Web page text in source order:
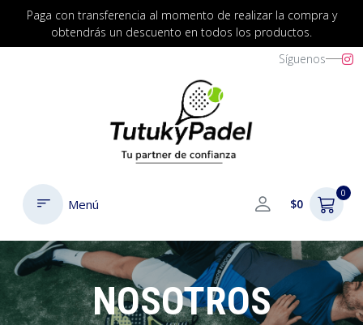
Paga con transferencia al momento de realizar la compra y
obtendrás un descuento en todos los productos.
Síguenos
Menú $0
0
NOSOTROS